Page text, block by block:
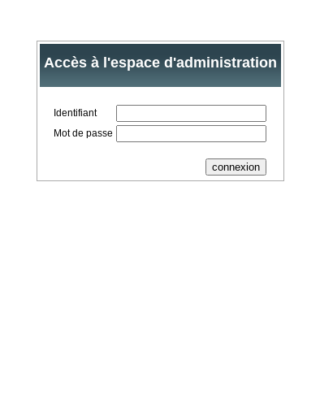
Accès à l'espace d'administration
Identifiant
Mot de passe